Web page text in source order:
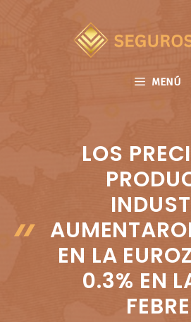
MENÚ
LOS
EN LA
0.3% EN